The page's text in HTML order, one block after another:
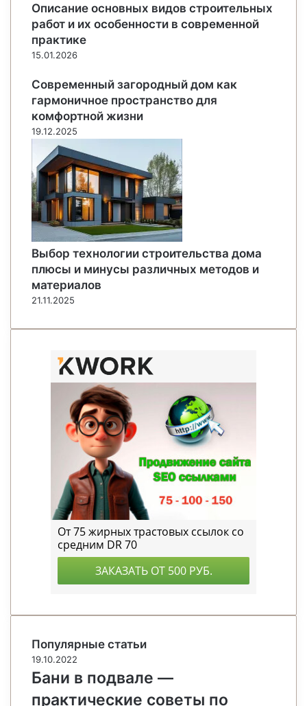
Описание основных видов строительных
работ и их особенности в современной
практике
15.01.2026
Современный загородный дом как
гармоничное пространство для
комфортной жизни
19.12.2025
Выбор технологии строительства дома
плюсы и минусы различных методов и
материалов
21.11.2025
Популярные статьи
19.10.2022
Бани в подвале —
практические советы по